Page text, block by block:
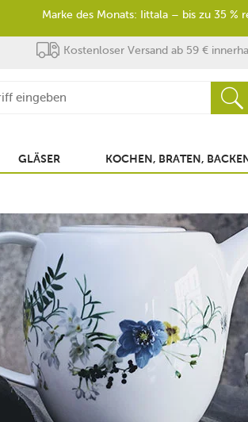
Kostenloser Versand ab 59 €
GLÄSER KOCHEN, BRATEN, BACKEN
Marke des Monats: Iittala – bis zu 35 %